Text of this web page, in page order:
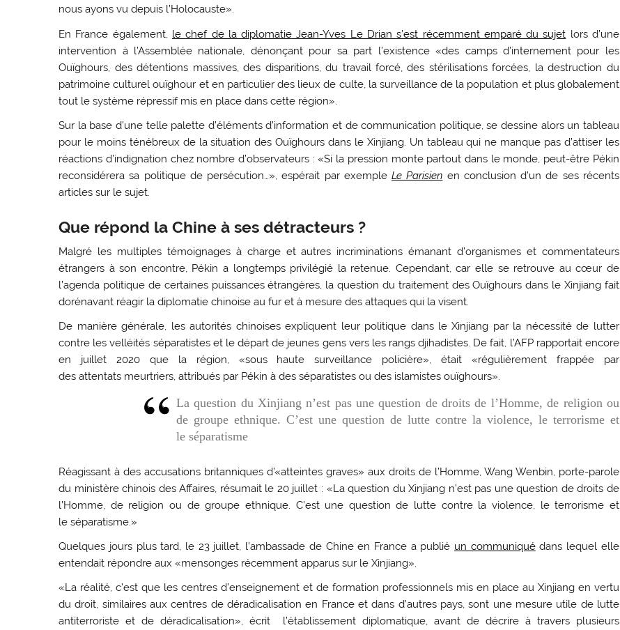
nous ayons vu depuis l’Holocauste».
En France également, le chef de la diplomatie Jean-Yves Le Drian s’est récemment emparé du sujet lors d’une
intervention à l’Assemblée nationale, dénonçant pour sa part l’existence «des camps d’internement pour les
Ouïghours, des détentions massives, des disparitions, du travail forcé, des stérilisations forcées, la destruction du
patrimoine culturel ouïghour et en particulier des lieux de culte, la surveillance de la population et plus globalement
tout le système répressif mis en place dans cette région».
Sur la base d’une telle palette d’éléments d’information et de communication politique, se dessine alors un tableau
pour le moins ténébreux de la situation des Ouïghours dans le Xinjiang. Un tableau qui ne manque pas d’attiser les
réactions d’indignation chez nombre d’observateurs : «Si la pression monte partout dans le monde, peut-être Pékin
reconsidérera sa politique de persécution…», espérait par exempleLe Parisien en conclusion d’un de ses récents
articles sur le sujet.
Que répond la Chine à ses détracteurs ?
Malgré les multiples témoignages à charge et autres incriminations émanant d’organismes et commentateurs
étrangers à son encontre, Pékin a longtemps privilégié la retenue. Cependant, car elle se retrouve au cœur de
l’agenda politique de certaines puissances étrangères, la question du traitement des Ouïghours dans le Xinjiang fait
dorénavant réagir la diplomatie chinoise au fur et à mesure des attaques qui la visent.
De manière générale, les autorités chinoises expliquent leur politique dans le Xinjiang par la nécessité de lutter
contre les velléités séparatistes et le départ de jeunes gens vers les rangs djihadistes. De fait, l’AFP rapportait encore
en juillet 2020 que la région, «sous haute surveillance policière», était «régulièrement frappée par
des attentats meurtriers, attribués par Pékin à des séparatistes ou des islamistes ouïghours».
La question du Xinjiang n’est pas une question de droits de l’Homme, de religion ou
de groupe ethnique. C’est une question de lutte contre la violence, le terrorisme et
le séparatisme
Réagissant à des accusations britanniques d’«atteintes graves» aux droits de l’Homme, Wang Wenbin, porte-parole
du ministère chinois des Affaires, résumait le 20 juillet : «La question du Xinjiang n’est pas une question de droits de
l’Homme, de religion ou de groupe ethnique. C’est une question de lutte contre la violence, le terrorisme et
le séparatisme.»
Quelques jours plus tard, le 23 juillet, l’ambassade de Chine en France a publié un communiquédans lequel elle
entendait répondre aux «mensonges récemment apparus sur le Xinjiang».
«La réalité, c’est que les centres d’enseignement et de formation professionnels mis en place au Xinjiang en vertu
du droit, similaires aux centres de déradicalisation en France et dans d’autres pays, sont une mesure utile de lutte
antiterroriste et de déradicalisation», écrit l’établissement diplomatique, avant de décrire à travers plusieurs